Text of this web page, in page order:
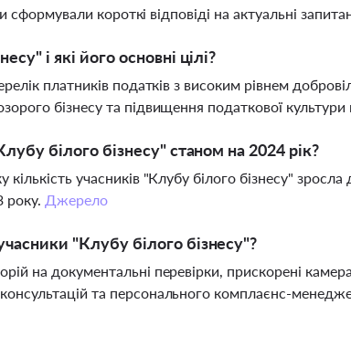
сформували короткі відповіді на актуальні
і які його основні цілі?
платників податків з високим рівнем
бізнесу та підвищення податкової культури
білого бізнесу" станом на 2024 рік?
учасників "Клубу білого бізнесу"
року. Джерело
"Клубу білого бізнесу"?
на документальні перевірки, прискорені
та персонального комплаєнс-